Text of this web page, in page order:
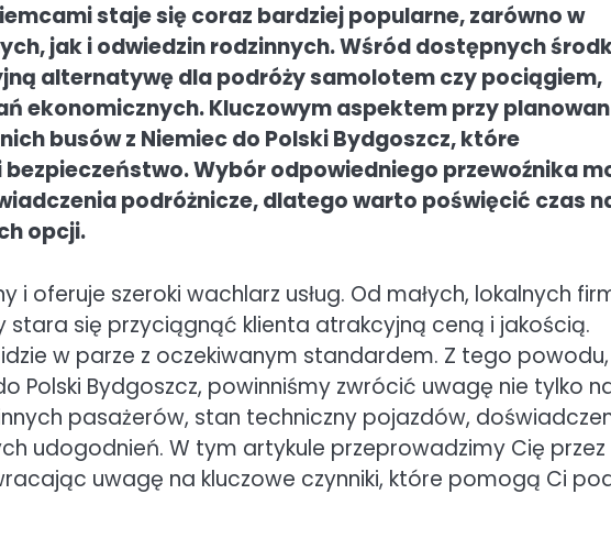
staje się coraz bardziej popularne, zarówno w
jak i odwiedzin rodzinnych. Wśród dostępnych
alternatywę dla podróży samolotem czy pociągiem,
ekonomicznych. Kluczowym aspektem przy
busów z Niemiec do Polski Bydgoszcz, które
Wybór odpowiedniego przewoźnika
podróżnicze, dlatego warto poświęcić czas
opcji.
i oferuje szeroki wachlarz usług. Od małych, lokalnych
stara się przyciągnąć klienta atrakcyjną ceną i jakością.
w parze z oczekiwanym standardem. Z tego powodu,
Polski Bydgoszcz, powinniśmy zwrócić uwagę nie tylko
pasażerów, stan techniczny pojazdów,
udogodnień. W tym artykule przeprowadzimy Cię przez
uwagę na kluczowe czynniki, które pomogą Ci